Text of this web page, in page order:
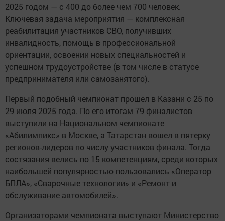
2025 годом — с 400 до более чем 700 человек.
Ключевая задача мероприятия — комплексная
реабилитация участников СВО, получивших
инвалидность, помощь в профессиональной
ориентации, освоении новых специальностей и
успешном трудоустройстве (в том числе в статусе
предпринимателя или самозанятого).
Первый подобный чемпионат прошел в Казани с 25 по
29 июля 2025 года. По его итогам 79 финалистов
выступили на Национальном чемпионате
«Абилимпикс» в Москве, а Татарстан вошел в пятерку
регионов-лидеров по числу участников финала. Тогда
состязания велись по 15 компетенциям, среди которых
наибольшей популярностью пользовались «Оператор
БПЛА», «Сварочные технологии» и «Ремонт и
обслуживание автомобилей».
Организаторами чемпионата выступают Министерство